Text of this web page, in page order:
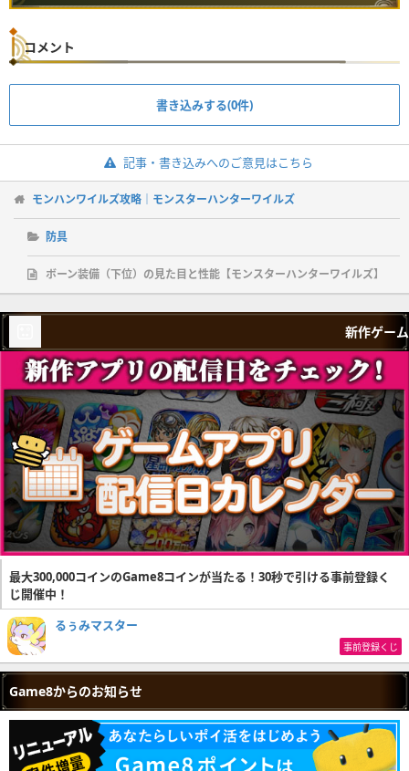
コメント
書き込みする(0件)
記事・書き込みへのご意見はこちら
モンハンワイルズ攻略｜モンスターハンターワイルズ
防具
ボーン装備（下位）の見た目と性能【モンスターハンターワイルズ】
新作ゲーム
最大300,000コインのGame8コインが当たる！30秒で引ける事前登録く
じ開催中！
るぅみマスター
事前登録くじ
Game8からのお知らせ